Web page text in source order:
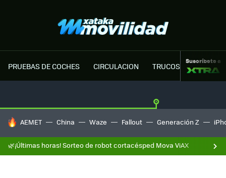
PRUEBAS DE COCHES CIRCULACION TRUCOS MOTOR
Suscríbete a
HOY SE HABLA DE
AEMET China Waze Fallout Generación Z
🌿¡Últimas horas! Sorteo de robot cortacésped Mova ViAX